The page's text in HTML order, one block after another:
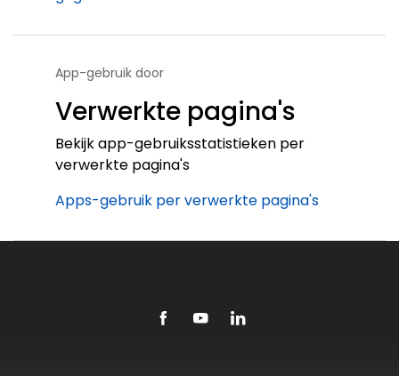
App-gebruik door
Verwerkte pagina's
Bekijk app-gebruiksstatistieken per
verwerkte pagina's
Apps-gebruik per verwerkte pagina's